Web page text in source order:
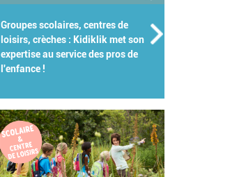
Groupes scolaires, centres de
loisirs, crèches : Kidiklik met son
expertise au service des pros de
l'enfance !